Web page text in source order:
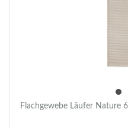
Flachgewebe Läufer Nature